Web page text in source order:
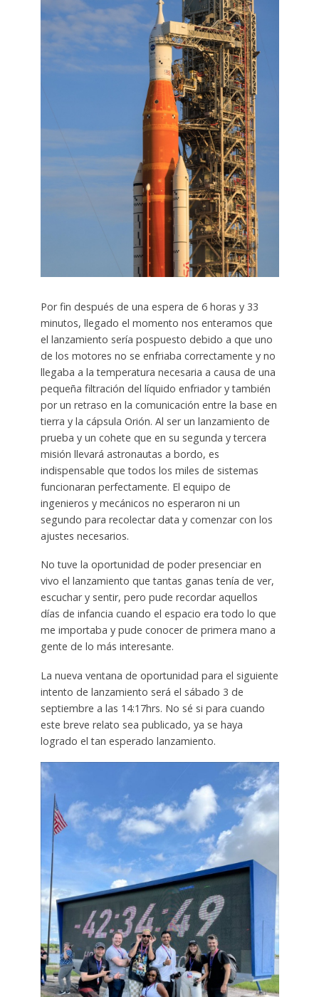
Por fin después de una espera de 6 horas y 33
minutos, llegado el momento nos enteramos que
el lanzamiento sería pospuesto debido a que uno
de los motores no se enfriaba correctamente y no
llegaba a la temperatura necesaria a causa de una
pequeña filtración del líquido enfriador y también
por un retraso en la comunicación entre la base en
tierra y la cápsula Orión. Al ser un lanzamiento de
prueba y un cohete que en su segunda y tercera
misión llevará astronautas a bordo, es
indispensable que todos los miles de sistemas
funcionaran perfectamente. El equipo de
ingenieros y mecánicos no esperaron ni un
segundo para recolectar data y comenzar con los
ajustes necesarios.
No tuve la oportunidad de poder presenciar en
vivo el lanzamiento que tantas ganas tenía de ver,
escuchar y sentir, pero pude recordar aquellos
días de infancia cuando el espacio era todo lo que
me importaba y pude conocer de primera mano a
gente de lo más interesante.
La nueva ventana de oportunidad para el siguiente
intento de lanzamiento será el sábado 3 de
septiembre a las 14:17hrs. No sé si para cuando
este breve relato sea publicado, ya se haya
logrado el tan esperado lanzamiento.